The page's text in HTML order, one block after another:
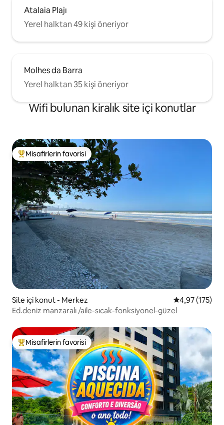
Atalaia Plajı
Yerel halktan 49 kişi öneriyor
Molhes da Barra
Yerel halktan 35 kişi öneriyor
Wifi bulunan kiralık site içi konutlar
Misafirlerin favorilerinden en beğenilenler arasında
Misafirlerin favorisi
Site içi konut - Merkez 5 üzerinden
4,97 (175)
Ed.deniz manzaralı /aile-sıcak-fonksiyonel-güzel
Misafirlerin favorilerinden en beğenilenler arasında
Misafirlerin favorisi